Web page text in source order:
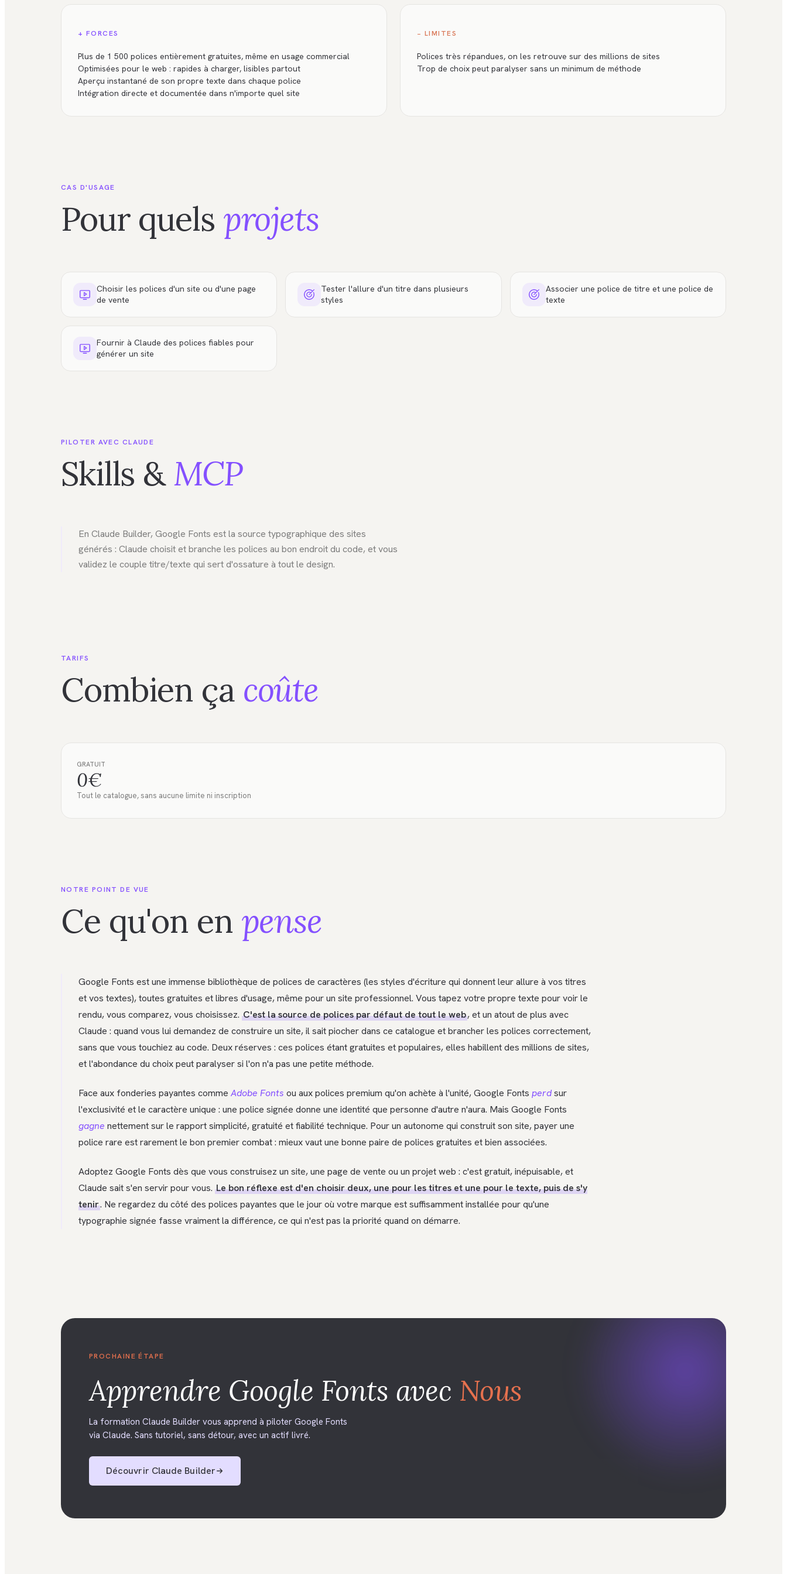
+ FORCES
Plus de 1 500 polices entièrement gratuites, même en usage commercial
Optimisées pour le web : rapides à charger, lisibles partout
Aperçu instantané de son propre texte dans chaque police
Intégration directe et documentée dans n'importe quel site
− LIMITES
Polices très répandues, on les retrouve sur des millions de sites
Trop de choix peut paralyser sans un minimum de méthode
CAS D'USAGE
Pour quels projets
Choisir les polices d'un site ou d'une page
de vente
Tester l'allure d'un titre dans plusieurs
styles
Associer une police de titre et une police de
texte
Fournir à Claude des polices fiables pour
générer un site
PILOTER AVEC CLAUDE
Skills &MCP
En Claude Builder, Google Fonts est la source typographique des sites
générés : Claude choisit et branche les polices au bon endroit du code, et vous
validez le couple titre/texte qui sert d'ossature à tout le design.
TARIFS
Combien ça coûte
GRATUIT
0€
Tout le catalogue, sans aucune limite ni inscription
NOTRE POINT DE VUE
Ce qu'on en pense
Google Fonts est une immense bibliothèque de polices de caractères (les styles d'écriture qui donnent leur allure à vos titres
et vos textes), toutes gratuites et libres d'usage, même pour un site professionnel. Vous tapez votre propre texte pour voir le
rendu, vous comparez, vous choisissez. C'est la source de polices par défaut de tout le web, et un atout de plus avec
Claude : quand vous lui demandez de construire un site, il sait piocher dans ce catalogue et brancher les polices correctement,
sans que vous touchiez au code. Deux réserves : ces polices étant gratuites et populaires, elles habillent des millions de sites,
et l'abondance du choix peut paralyser si l'on n'a pas une petite méthode.
Face aux fonderies payantes comme Adobe Fonts ou aux polices premium qu'on achète à l'unité, Google Fonts perdsur
l'exclusivité et le caractère unique : une police signée donne une identité que personne d'autre n'aura. Mais Google Fonts
gagne nettement sur le rapport simplicité, gratuité et fiabilité technique. Pour un autonome qui construit son site, payer une
police rare est rarement le bon premier combat : mieux vaut une bonne paire de polices gratuites et bien associées.
Adoptez Google Fonts dès que vous construisez un site, une page de vente ou un projet web : c'est gratuit, inépuisable, et
Claude sait s'en servir pour vous. Le bon réflexe est d'en choisir deux, une pour les titres et une pour le texte, puis de s'y
tenir. Ne regardez du côté des polices payantes que le jour où votre marque est suffisamment installée pour qu'une
typographie signée fasse vraiment la différence, ce qui n'est pas la priorité quand on démarre.
PROCHAINE ÉTAPE
Apprendre Google Fonts avec Nous
La formation Claude Builder vous apprend à piloter Google Fonts
via Claude. Sans tutoriel, sans détour, avec un actif livré.
Découvrir Claude Builder